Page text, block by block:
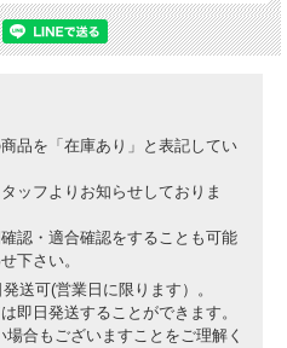
品を「在庫あり」と表記してい
ッフよりお知らせしておりま
認・適合確認をすることも可能
下さい。
送可(営業日に限ります）。
即日発送することができます。
場合もございますことをご理解く